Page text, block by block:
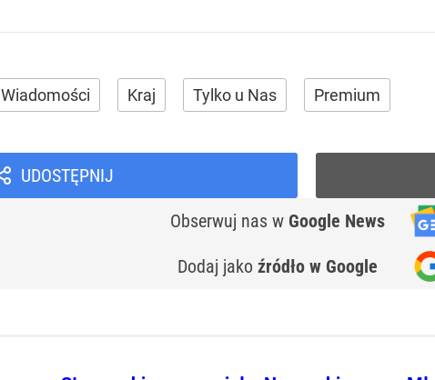
Wiadomości Kraj Tylko u Nas Premium
UDOSTĘPNIJ
Obserwuj nas w Google News
Dodaj jako źródło w Google